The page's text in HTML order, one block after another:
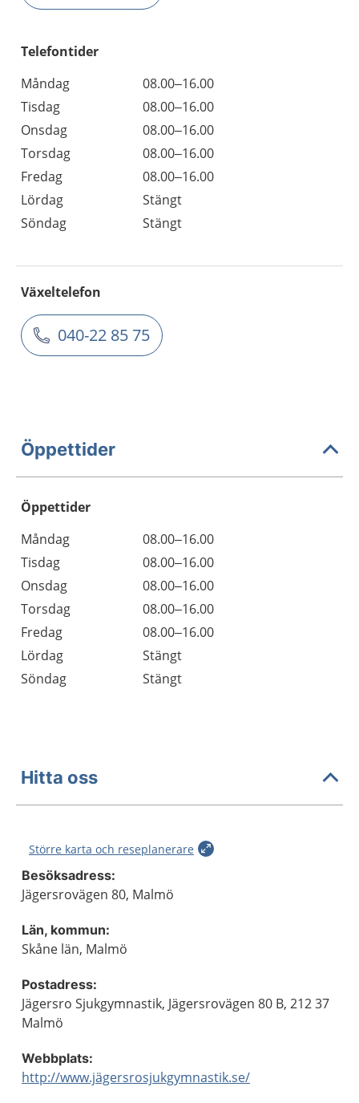
Telefontider
Måndag
08.00–16.00
Tisdag
08.00–16.00
Onsdag
08.00–16.00
Torsdag
08.00–16.00
Fredag
08.00–16.00
Lördag
Stängt
Söndag
Stängt
Växeltelefon
040-22 85 75
Öppettider
Öppettider
Dag
Öppettider
Kommentarer
Måndag
08.00–16.00
Tisdag
08.00–16.00
Onsdag
08.00–16.00
Torsdag
08.00–16.00
Fredag
08.00–16.00
Lördag
Stängt
Söndag
Stängt
Hitta oss
Större karta och reseplanerare
Besöksadress:
Jägersrovägen 80, Malmö
Län, kommun:
Skåne län, Malmö
Postadress:
Jägersro Sjukgymnastik, Jägersrovägen 80 B, 212 37
Malmö
Webbplats:
http://www.jägersrosjukgymnastik.se/